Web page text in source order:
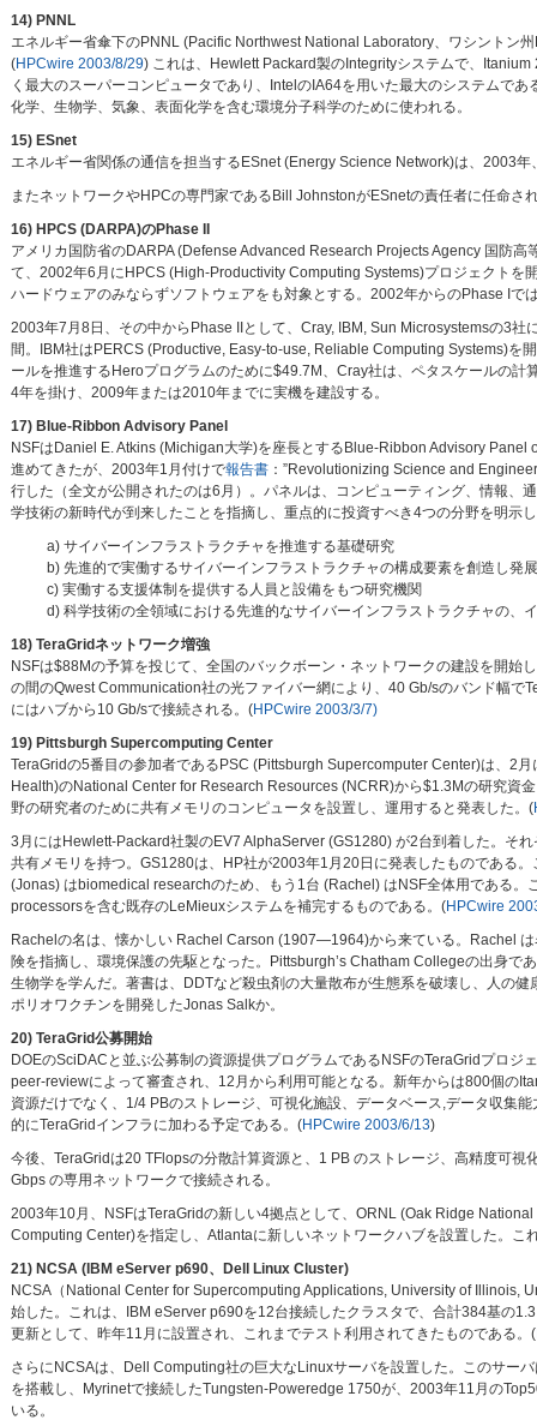
14) PNNL
エネルギー省傘下のPNNL (Pacific Northwest National Laboratory、ワシントン
(HPCwire 2003/8/29) これは、Hewlett Packard製のIntegrityシステムで、
く最大のスーパーコンピュータであり、IntelのIA64を用いた最大のシステムで
化学、生物学、気象、表面化学を含む環境分子科学のために使われる。
15) ESnet
エネルギー省関係の通信を担当するESnet (Energy Science Network)は、2003
またネットワークやHPCの専門家であるBill JohnstonがESnetの責任者に任命さ
16) HPCS (DARPA)のPhase II
アメリカ国防省のDARPA (Defense Advanced Research Projects Agency 国防
て、2002年6月にHPCS (High-Productivity Computing Systems)プロジェクトを
ハードウェアのみならずソフトウェアをも対象とする。2002年からのPhase Iで
2003年7月8日、その中からPhase IIとして、Cray, IBM, Sun Microsystemsの3
間。IBM社はPERCS (Productive, Easy-to-use, Reliable Computing Systems)を
ールを推進するHeroプログラムのために$49.7M、Cray社は、ペタスケールの
4年を掛け、2009年または2010年までに実機を建設する。
17) Blue-Ribbon Advisory Panel
NSFはDaniel E. Atkins (Michigan大学)を座長とするBlue-Ribbon Advisory Panel
進めてきたが、2003年1月付けで報告書：”Revolutionizing Science and
行した（全文が公開されたのは6月）。パネルは、コンピューティング、情報、
学技術の新時代が到来したことを指摘し、重点的に投資すべき4つの分野を明示
a) サイバーインフラストラクチャを推進する基礎研究
b) 先進的で実働するサイバーインフラストラクチャの構成要素を創造し発
c) 実働する支援体制を提供する人員と設備をもつ研究機関
d) 科学技術の全領域における先進的なサイバーインフラストラクチャの、
18) TeraGridネットワーク増強
NSFは$88Mの予算を投じて、全国のバックボーン・ネットワークの建設を開始
の間のQwest Communication社の光ファイバー網により、40 Gb/sのバンド幅で
にはハブから10 Gb/sで接続される。(HPCwire 2003/3/7)
19) Pittsburgh Supercomputing Center
TeraGridの5番目の参加者であるPSC (Pittsburgh Supercomputer Center)は、2
Health)のNational Center for Research Resources (NCRR)から$1.3Mの研究資
野の研究者のために共有メモリのコンピュータを設置し、運用すると発表した。(
3月にはHewlett-Packard社製のEV7 AlphaServer (GS1280) が2台到着した。そ
共有メモリを持つ。GS1280は、HP社が2003年1月20日に発表したものである
(Jonas) はbiomedical researchのため、もう1台 (Rachel) はNSF全体用である。
processorsを含む既存のLeMieuxシステムを補完するものである。(HPCwire
Rachelの名は、懐かしい Rachel Carson (1907—1964)から来ている。Rachel
険を指摘し、環境保護の先駆となった。Pittsburgh’s Chatham Collegeの出身
生物学を学んだ。著書は、DDTなど殺虫剤の大量散布が生態系を破壊し、人の
ポリオワクチンを開発したJonas Salkか。
20) TeraGrid公募開始
DOEのSciDACと並ぶ公募制の資源提供プログラムであるNSFのTeraGridプロ
peer-reviewによって審査され、12月から利用可能となる。新年からは800個の
資源だけでなく、1/4 PBのストレージ、可視化施設、データベース,データ収集
的にTeraGridインフラに加わる予定である。(HPCwire 2003/6/13)
今後、TeraGridは20 TFlopsの分散計算資源と、1 PB のストレージ、高精度可
Gbps の専用ネットワークで接続される。
2003年10月、NSFはTeraGridの新しい4拠点として、ORNL (Oak Ridge
Computing Center)を指定し、Atlantaに新しいネットワークハブを設置した。こ
21) NCSA (IBM eServer p690、Dell Linux Cluster)
NCSA（National Center for Supercomputing Applications, University of Illinois,
始した。これは、IBM eServer p690を12台接続したクラスタで、合計384基の
更新として、昨年11月に設置され、これまでテスト利用されてきたものである。(
さらにNCSAは、Dell Computing社の巨大なLinuxサーバを設置した。このサー
を搭載し、Myrinetで接続したTungsten-Poweredge 1750が、2003年11月の
いる。